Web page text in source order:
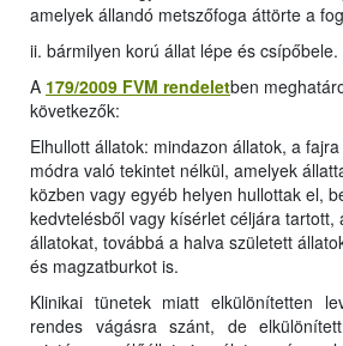
amelyek állandó metszőfoga áttörte a
ii. bármilyen korú állat lépe és csípőbele.
A 179/2009 FVM rendeletben
következők:
Elhullott állatok: mindazon állatok, a
módra való tekintet nélkül, amelyek
közben vagy egyéb helyen hullottak el,
kedvtelésből vagy kísérlet céljára tartott,
állatokat, továbbá a halva született
és magzatburkot is.
Klinikai tünetek miatt elkülönítetten
rendes vágásra szánt, de